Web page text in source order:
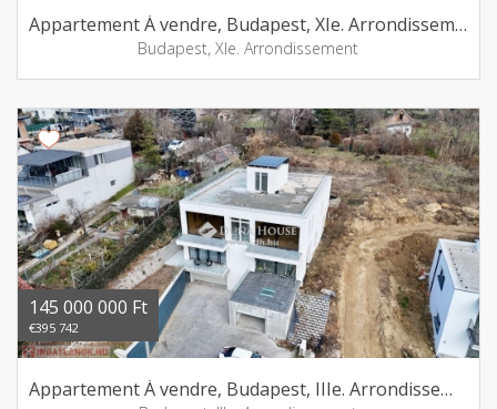
Appartement Á vendre, Budapest, XIe. Arrondissement
Budapest, XIe. Arrondissement
145 000 000 Ft
€395 742
Appartement Á vendre, Budapest, IIIe. Arrondissement